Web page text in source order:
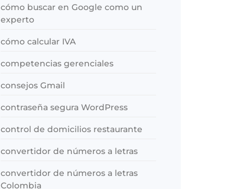
cómo buscar en Google como un
experto
cómo calcular IVA
competencias gerenciales
consejos Gmail
contraseña segura WordPress
control de domicilios restaurante
convertidor de números a letras
convertidor de números a letras
Colombia